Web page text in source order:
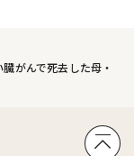
がんで死去した母・